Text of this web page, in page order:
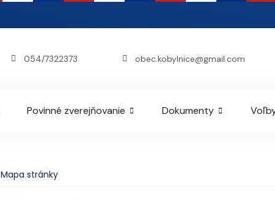
054/7322373 obec.kobylnice@gmail.com
Povinné zverejňovanie Dokumenty
Mapa stránky